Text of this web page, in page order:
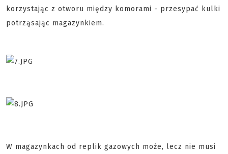
korzystając z otworu między komorami - przesypać kulki
potrząsając magazynkiem.
W magazynkach od replik gazowych może, lecz nie musi